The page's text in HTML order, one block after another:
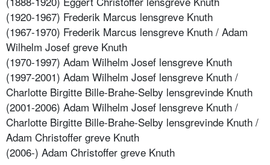
(1920-1967) Frederik Marcus lensgreve Knuth
(1967-1970) Frederik Marcus lensgreve Knuth / Adam
Wilhelm Josef greve Knuth
(1970-1997) Adam Wilhelm Josef lensgreve Knuth
(1997-2001) Adam Wilhelm Josef lensgreve Knuth /
Charlotte Birgitte Bille-Brahe-Selby lensgrevinde Knuth
(2001-2006) Adam Wilhelm Josef lensgreve Knuth /
Charlotte Birgitte Bille-Brahe-Selby lensgrevinde Knuth /
Adam Christoffer greve Knuth
(2006-) Adam Christoffer greve Knuth